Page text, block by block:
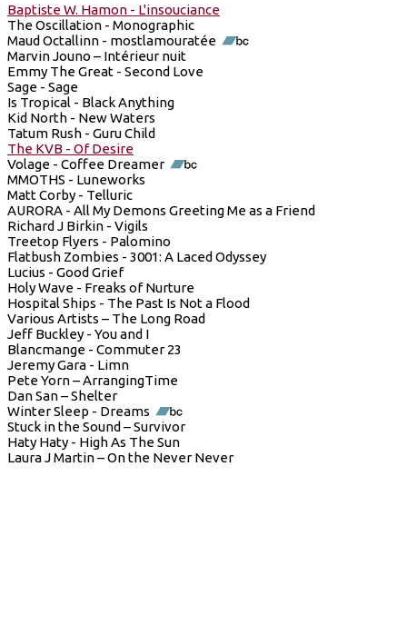
Baptiste W. Hamon - L'insouciance
The Oscillation - Monographic
Maud Octallinn - mostlamouratée
Marvin Jouno – Intérieur nuit
Emmy The Great - Second Love
Sage - Sage
Is Tropical - Black Anything
Kid North - New Waters
Tatum Rush - Guru Child
The KVB - Of Desire
Volage - Coffee Dreamer
MMOTHS - Luneworks
Matt Corby - Telluric
AURORA - All My Demons Greeting Me as a Friend
Richard J Birkin - Vigils
Treetop Flyers - Palomino
Flatbush Zombies - 3001: A Laced Odyssey
Lucius - Good Grief
Holy Wave - Freaks of Nurture
Hospital Ships - The Past Is Not a Flood
Various Artists – The Long Road
Jeff Buckley - You and I
Blancmange - Commuter 23
Jeremy Gara - Limn
Pete Yorn – ArrangingTime
Dan San – Shelter
Winter Sleep - Dreams
Stuck in the Sound – Survivor
Haty Haty - High As The Sun
Laura J Martin – On the Never Never